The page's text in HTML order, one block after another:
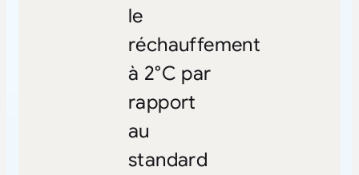
le
réchauffement
à 2°C par
rapport
au
standard